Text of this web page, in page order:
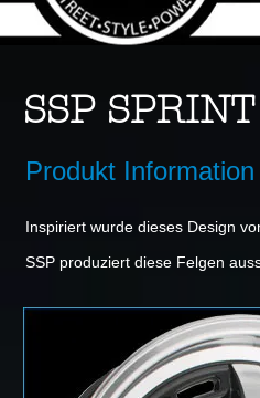
SSP
Produkt Information
Inspiriert wurde dieses Design
SSP produziert diese Felgen